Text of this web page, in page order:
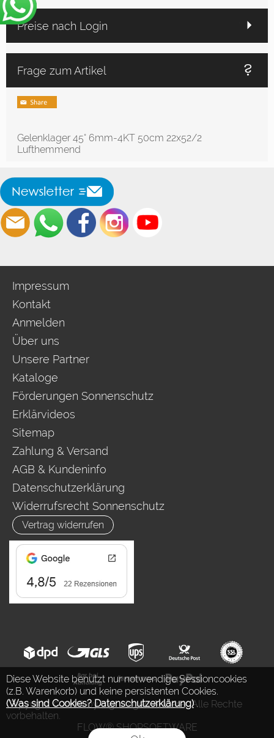
Diese Website benutzt nur notwendige Sessioncookies
(z.B. Warenkorb) und keine persistenten Cookies.
(Was sind Cookies? Datenschutzerklärung).
Preise nach Login
Frage zum Artikel
Gelenklager 45° 6mm-4KT 50cm 22x52/2
Lufthemmend
Impressum
Kontakt
Anmelden
Über uns
Unsere Partner
Kataloge
Förderungen Sonnenschutz
Erklärvideos
Sitemap
Zahlung & Versand
AGB & Kundeninfo
Datenschutzerklärung
Widerrufsrecht Sonnenschutz
Vertrag widerrufen
Copyright © 2026 by Ing. Jürgen Auderer. Alle Rechte
vorbehalten.
FLOW® SHOPSOFTWARE